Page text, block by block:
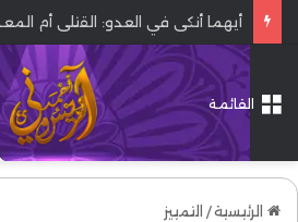
أيهما أنكى في العدو: القتلى أم
القائمة
الرئيسية/ التمييز